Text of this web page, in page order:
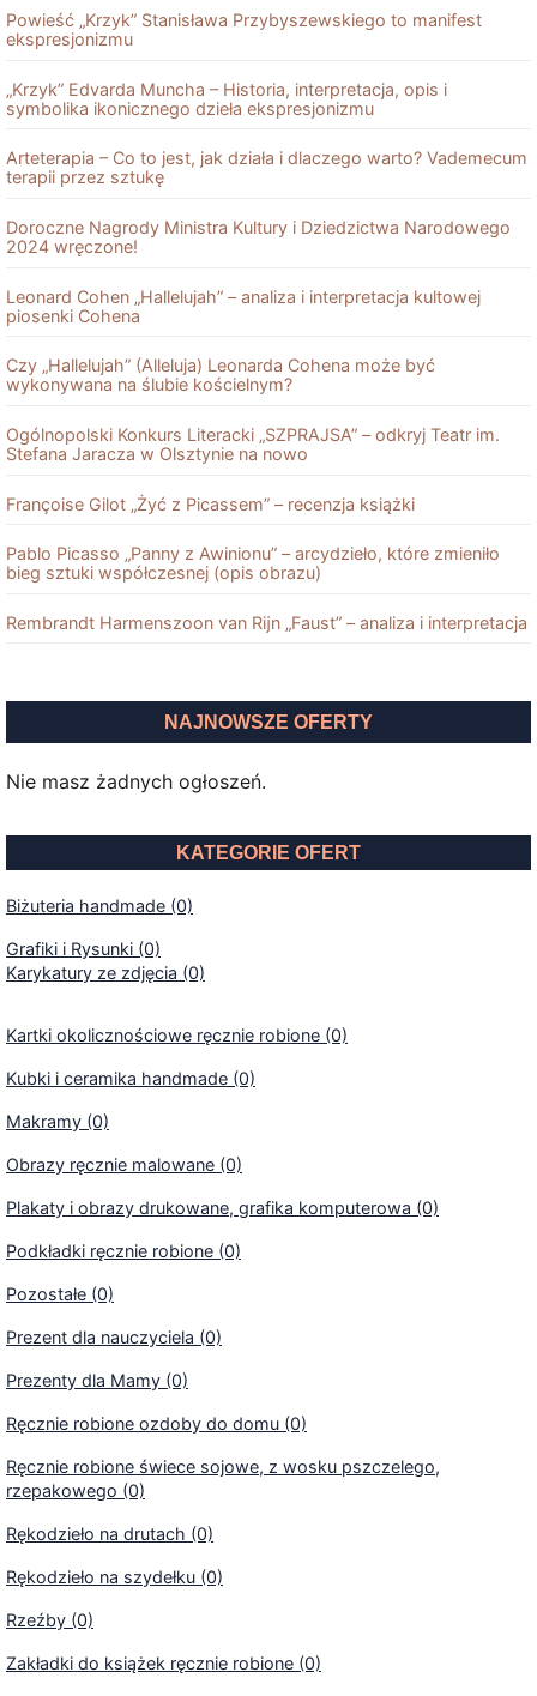
Powieść „Krzyk” Stanisława Przybyszewskiego to manifest
ekspresjonizmu
„Krzyk” Edvarda Muncha – Historia, interpretacja, opis i
symbolika ikonicznego dzieła ekspresjonizmu
Arteterapia – Co to jest, jak działa i dlaczego warto? Vademecum
terapii przez sztukę
Doroczne Nagrody Ministra Kultury i Dziedzictwa Narodowego
2024 wręczone!
Leonard Cohen „Hallelujah” – analiza i interpretacja kultowej
piosenki Cohena
Czy „Hallelujah” (Alleluja) Leonarda Cohena może być
wykonywana na ślubie kościelnym?
Ogólnopolski Konkurs Literacki „SZPRAJSA” – odkryj Teatr im.
Stefana Jaracza w Olsztynie na nowo
Françoise Gilot „Żyć z Picassem” – recenzja książki
Pablo Picasso „Panny z Awinionu” – arcydzieło, które zmieniło
bieg sztuki współczesnej (opis obrazu)
Rembrandt Harmenszoon van Rĳn „Faust” – analiza i interpretacja
NAJNOWSZE OFERTY
Nie masz żadnych ogłoszeń.
KATEGORIE OFERT
Biżuteria handmade (0)
Grafiki i Rysunki (0)
Karykatury ze zdjęcia (0)
Kartki okolicznościowe ręcznie robione (0)
Kubki i ceramika handmade (0)
Makramy (0)
Obrazy ręcznie malowane (0)
Plakaty i obrazy drukowane, grafika komputerowa (0)
Podkładki ręcznie robione (0)
Pozostałe (0)
Prezent dla nauczyciela (0)
Prezenty dla Mamy (0)
Ręcznie robione ozdoby do domu (0)
Ręcznie robione świece sojowe, z wosku pszczelego,
rzepakowego (0)
Rękodzieło na drutach (0)
Rękodzieło na szydełku (0)
Rzeźby (0)
Zakładki do książek ręcznie robione (0)